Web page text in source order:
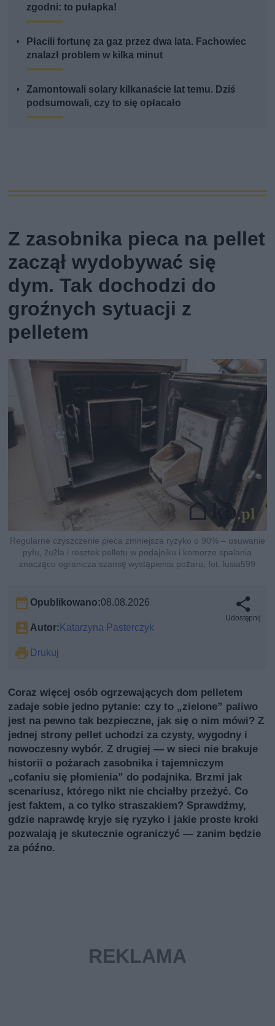
zgodni: to pułapka!
Płacili fortunę za gaz przez dwa lata. Fachowiec
znalazł problem w kilka minut
Zamontowali solary kilkanaście lat temu. Dziś
podsumowali, czy to się opłacało
Z zasobnika pieca na pellet
zaczął wydobywać się
dym. Tak dochodzi do
groźnych sytuacji z
pelletem
Regularne czyszczenie pieca zmniejsza ryzyko o 90% – usuwanie
pyłu, żużla i resztek pelletu w podajniku i komorze spalania
znacząco ogranicza szansę wystąpienia pożaru, fot. lusia599
Opublikowano:08.08.2026
Autor: Katarzyna Pasterczyk
Drukuj
Udostępnij
Coraz więcej osób ogrzewających dom pelletem
zadaje sobie jedno pytanie: czy to „zielone” paliwo
jest na pewno tak bezpieczne, jak się o nim mówi? Z
jednej strony pellet uchodzi za czysty, wygodny i
nowoczesny wybór. Z drugiej — w sieci nie brakuje
historii o pożarach zasobnika i tajemniczym
„cofaniu się płomienia” do podajnika. Brzmi jak
scenariusz, którego nikt nie chciałby przeżyć. Co
jest faktem, a co tylko straszakiem? Sprawdźmy,
gdzie naprawdę kryje się ryzyko i jakie proste kroki
pozwalają je skutecznie ograniczyć — zanim będzie
za późno.